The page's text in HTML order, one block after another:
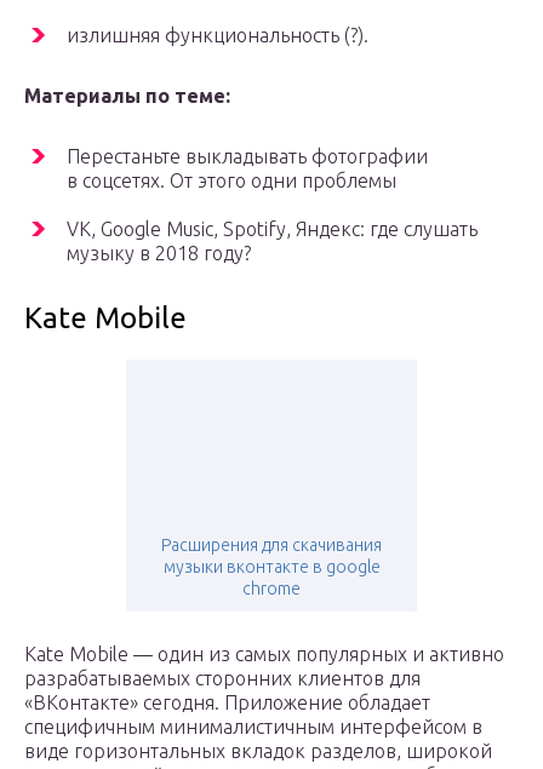
излишняя функциональность (?).
Материалы по теме:
Перестаньте выкладывать фотографии
в соцсетях. От этого одни проблемы
VK, Google Music, Spotify, Яндекс: где слушать
музыку в 2018 году?
Kate Mobile
Расширения для скачивания
музыки вконтакте в google
chrome
Kate Mobile — один из самых популярных и активно
разрабатываемых сторонних клиентов для
«ВКонтакте» сегодня. Приложение обладает
специфичным минималистичным интерфейсом в
виде горизонтальных вкладок разделов, широкой